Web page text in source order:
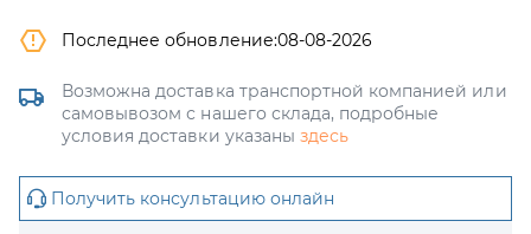
Последнее обновление:08-08-2026
Возможна доставка транспортной компанией или
самовывозом с нашего склада, подробные
условия доставки указаны здесь
Получить консультацию онлайн